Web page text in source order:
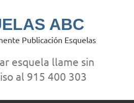
ABC
Publicación Esquelas
esquela llame sin
al 915 400 303